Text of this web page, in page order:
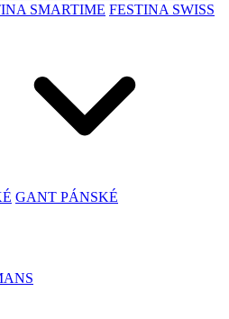
SMARTIME FESTINA SWISS
GANT PÁNSKÉ